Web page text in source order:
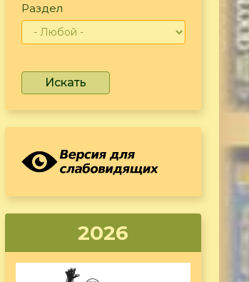
Раздел
Искать
2026